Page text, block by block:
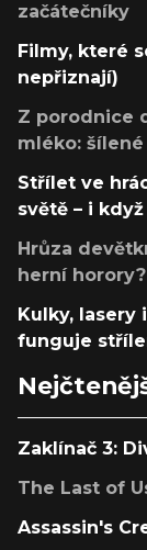
začátečníky
Filmy, které
nepřiznají)
Z porodnice
mléko:
Střílet ve
světě – i
Hrůza
herní horory?
Kulky, lasery
funguje
Zaklínač 3:
The Last of
Assassin's